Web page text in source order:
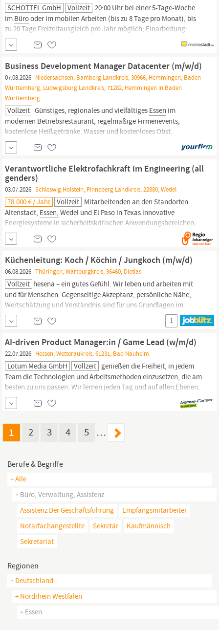
SCHOTTEL GmbH Vollzeit 20:00 Uhr bei einer 5-Tage-Woche
im Bürooder im mobilen Arbeiten (bis zu 8 Tage pro Monat), bis
zu 20 Tage Freizeitausgleich pro Jahr möglich; Einarbeitung:
;Individuelle und strukturierte Einarbeitungsphase für einen
bestmöglichen Start mit Mentor und Onboarding-
Veranstaltungen, Probezeit-Halbzeitgespräch Weiterbildung:;
Business Development Manager Datacenter (m/w/d)
07.08.2026 Niedersachsen, Bamberg Landkreis, 30966, Hemmingen, Baden
Württemberg, Ludwigsburg Landkreis, 71282, Hemmingen in Baden
Württemberg
Vollzeit Günstiges, regionales und vielfältiges Essen im
modernen Betriebsrestaurant, regelmäßige Firmenevents,
kostenlose Heißgetränke, Wasser und kostenloses Obst.
Weiterbildung & Entwicklung: Umfassende fachliche und
persönliche Weiterbildungsangebote mit individuellen
Babbel+ Account für Ihre
Verantwortliche Elektrofachkraft im Engineering (all
genders)
03.07.2026 Schleswig Holstein, Pinneberg Landkreis, 22880, Wedel
78.000 € / Jahr Vollzeit Mitarbeitenden an den Standorten
Altenstadt, Essen, Wedel und El Paso in Texas innovative
Energiesysteme in sicherheitskritischen Anwendungsbereichen,
darunter Generatoren, elektrische Motoren und Antriebe,
Aggregate, Leistungselektronik und hybride Energiesysteme für
die Industrien Luftfahrt, Sicherheit und Verteidigung sowie Bahn.
Küchenleitung: Koch / Köchin / Jungkoch (m/w/d)
06.08.2026 Thüringen, Wartburgkreis, 36460, Dietlas
Vollzeit hesena – ein gutes Gefühl. Wir leben und arbeiten mit
und für Menschen. Gegenseitige Akzeptanz, persönliche Nähe,
Wertschätzung und Verständnis sind für uns Grundlagen im
Umgang miteinander. Wir sind ein Familienunternehmen mit
mehr als 700 Mitarbeitern in ganz Deutschland. Gute Küche ist für
1
AI-driven Product Manager:in / Game Lead (w/m/d)
22.07.2026 Hessen, Wetteraukreis, 61231, Bad Nauheim
Lotum Media GmbH Vollzeit genießen die Freiheit, in jedem
Team die Technologien und Arbeitsmethoden einzusetzen, die am
besten zu uns passen. Wir lernen jeden Tag und auf allen Ebenen.
Eine leane und testinformierte Herangehensweise ist tief in
unserer DNA verwurzelt. Weiterbildung ist bei uns keine
Bedingungen und...
1 2 3 4 5 …
Berufe & Begriffe
+ Alle
+ Büro, Verwaltung, Assistenz
Assistenz Der Geschäftsführung
Empfangsmitarbeiter
Notarfachangestellte
Sekretär
Kaufmännisch
Sekretariat
Regionen
+ Deutschland
+ Nordrhein Westfalen
+ Essen